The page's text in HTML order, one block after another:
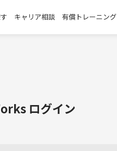
キャリア相談 有償トレーニング
ログイン